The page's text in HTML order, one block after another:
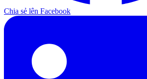
Chia sẻ lên Facebook